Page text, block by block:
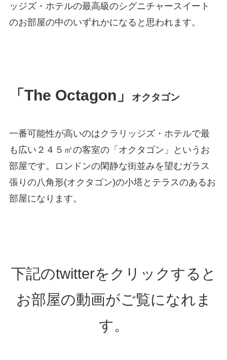
ッジズ・ホテルの最高級のシグニチャースイート
のお部屋の中のいずれかになると思われます。
「The Octagon」 オクタゴン
一番可能性が高いのはクラリッジズ・ホテルで最
も広い２４５㎡の客室の「オクタゴン」というお
部屋です。ロンドンの閑静な街並みを望むガラス
張りの八角形(オクタゴン)の小塔とテラスのあるお
部屋になります。
下記のtwitterをクリックすると
お部屋の動画がご覧になれま
す。